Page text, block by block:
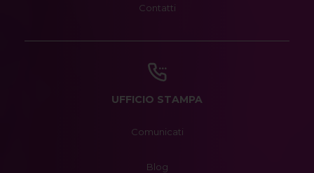
Contatti
UFFICIO STAMPA
Comunicati
Blog